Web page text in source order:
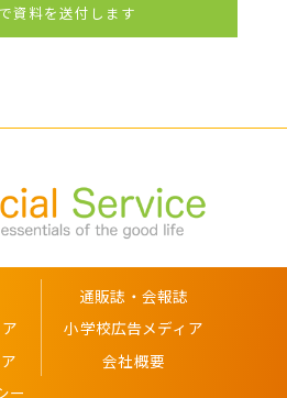
資料を送付します
通販誌・会報誌
小学校広告メディア
会社概要
ー